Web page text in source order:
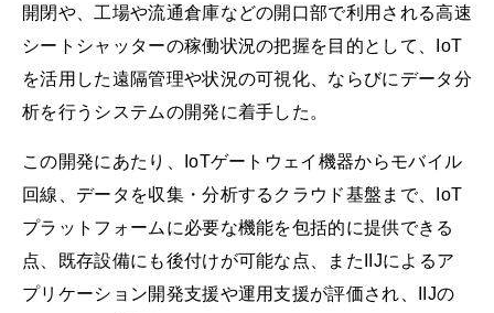
開閉や、工場や流通倉庫などの開口部で利用される高速
シートシャッターの稼働状況の把握を目的として、IoT
を活用した遠隔管理や状況の可視化、ならびにデータ分
析を行うシステムの開発に着手した。
この開発にあたり、IoTゲートウェイ機器からモバイル
回線、データを収集・分析するクラウド基盤まで、IoT
プラットフォームに必要な機能を包括的に提供できる
点、既存設備にも後付けが可能な点、またIIJによるア
プリケーション開発支援や運用支援が評価され、IIJの